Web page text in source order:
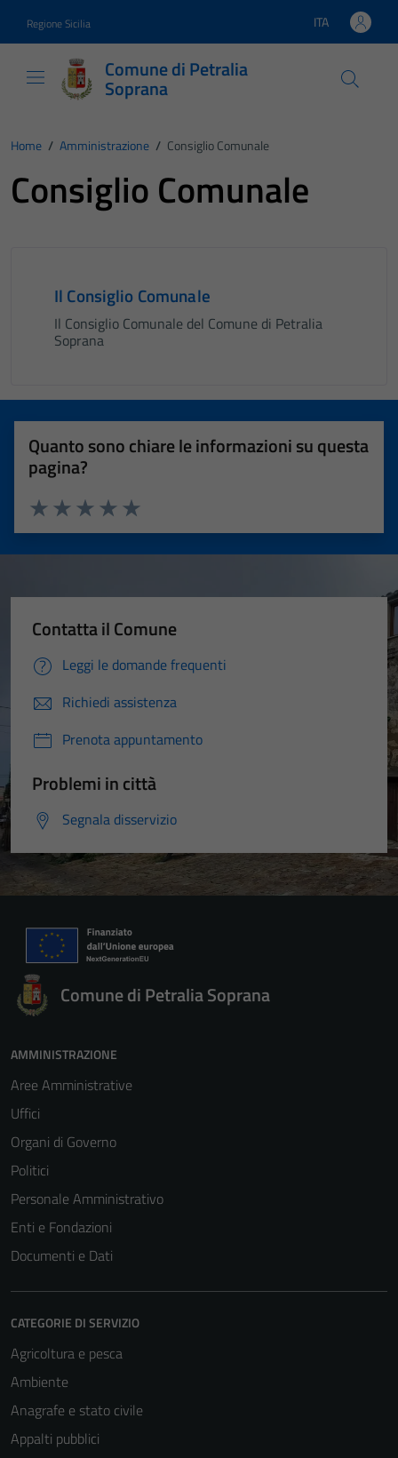
Regione Sicilia Lingua attiva:
ITA
Comune di Petralia
Soprana
Home / Amministrazione / Consiglio Comunale
Consiglio Comunale
Il Consiglio Comunale
Il Consiglio Comunale del Comune di Petralia
Soprana
Quanto sono chiare le informazioni su questa
pagina?
Valuta 5 stelle su 5
Valuta 4 stelle su 5
Valuta 3 stelle su 5
Valuta 2 stelle su 5
Valuta 1 stelle su 5
Contatta il Comune
Leggi le domande frequenti
Richiedi assistenza
Prenota appuntamento
Problemi in città
Segnala disservizio
Comune di Petralia Soprana
AMMINISTRAZIONE
Aree Amministrative
Uffici
Organi di Governo
Politici
Personale Amministrativo
Enti e Fondazioni
Documenti e Dati
CATEGORIE DI SERVIZIO
Agricoltura e pesca
Ambiente
Anagrafe e stato civile
Appalti pubblici